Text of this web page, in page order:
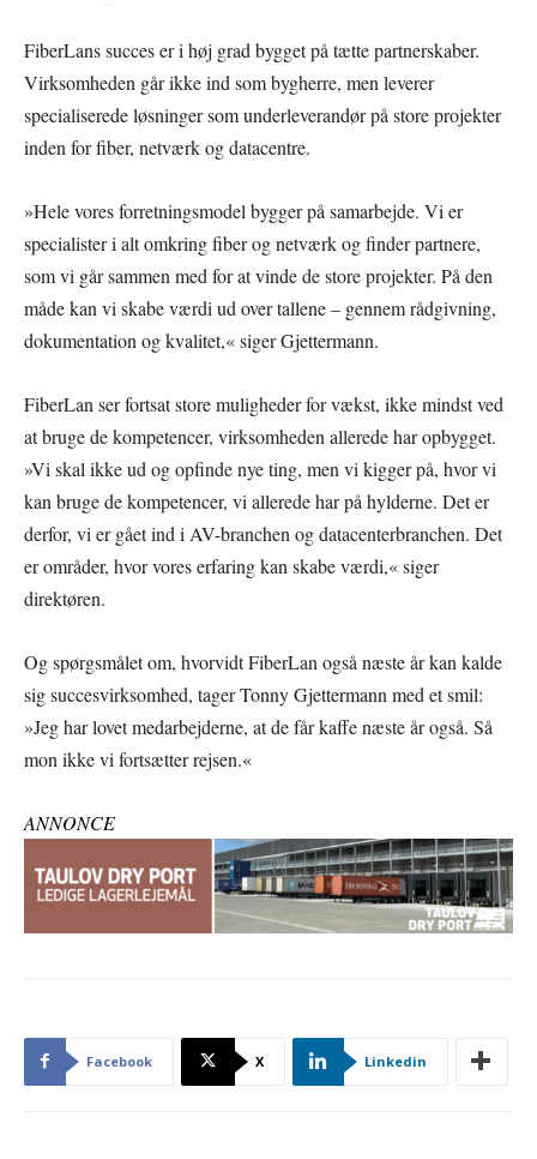
FiberLans succes er i høj grad bygget på tætte partnerskaber.
Virksomheden går ikke ind som bygherre, men leverer
specialiserede løsninger som underleverandør på store projekter
inden for fiber, netværk og datacentre.
»Hele vores forretningsmodel bygger på samarbejde. Vi er
specialister i alt omkring fiber og netværk og finder partnere,
som vi går sammen med for at vinde de store projekter. På den
måde kan vi skabe værdi ud over tallene – gennem rådgivning,
dokumentation og kvalitet,« siger Gjettermann.
FiberLan ser fortsat store muligheder for vækst, ikke mindst ved
at bruge de kompetencer, virksomheden allerede har opbygget.
»Vi skal ikke ud og opfinde nye ting, men vi kigger på, hvor vi
kan bruge de kompetencer, vi allerede har på hylderne. Det er
derfor, vi er gået ind i AV-branchen og datacenterbranchen. Det
er områder, hvor vores erfaring kan skabe værdi,« siger
direktøren.
Og spørgsmålet om, hvorvidt FiberLan også næste år kan kalde
sig succesvirksomhed, tager Tonny Gjettermann med et smil:
»Jeg har lovet medarbejderne, at de får kaffe næste år også. Så
mon ikke vi fortsætter rejsen.«
ANNONCE
Facebook X Linkedin